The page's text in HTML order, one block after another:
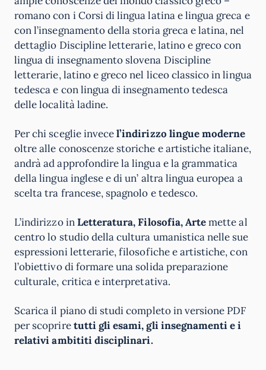
romano con i Corsi di lingua latina e lingua greca e
con l’insegnamento della storia greca e latina, nel
dettaglio Discipline letterarie, latino e greco con
lingua di insegnamento slovena Discipline
letterarie, latino e greco nel liceo classico in lingua
tedesca e con lingua di insegnamento tedesca
delle località ladine.
Per chi sceglie invecel’indirizzo lingue moderne
oltre alle conoscenze storiche e artistiche italiane,
andrà ad approfondire la lingua e la grammatica
della lingua inglese e di un’ altra lingua europea a
scelta tra francese, spagnolo e tedesco.
L’indirizzo inLetteratura, Filosofia, Artemette al
centro lo studio della cultura umanistica nelle sue
espressioni letterarie, filosofiche e artistiche, con
l’obiettivo di formare una solida preparazione
culturale, critica e interpretativa.
Scarica il piano di studi completo in versione PDF
per scopriretutti gli esami, gli insegnamenti e i
relativi ambititi disciplinari.